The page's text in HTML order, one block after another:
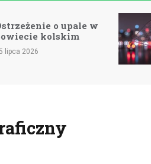
o upale w
kolskim
lipca 2026